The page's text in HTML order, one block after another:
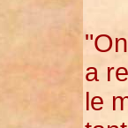
a
le